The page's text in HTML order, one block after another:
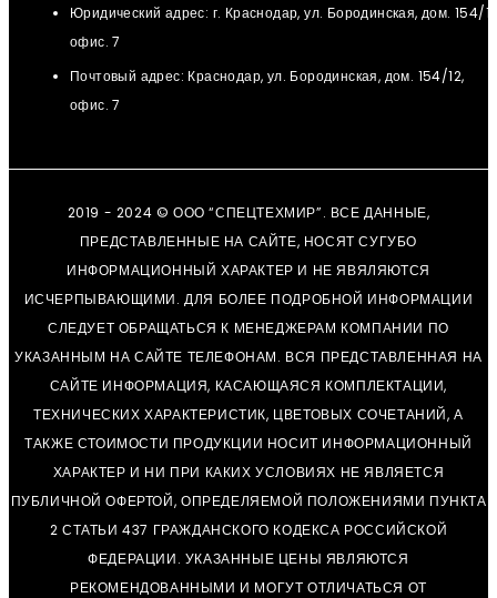
Юридический адрес: г. Краснодар, ул. Бородинская, дом. 154/
офис. 7
Почтовый адрес: Краснодар, ул. Бородинская, дом. 154/12,
офис. 7
2019 - 2024 © ООО “СПЕЦТЕХМИР”. ВСЕ ДАННЫЕ,
ПРЕДСТАВЛЕННЫЕ НА САЙТЕ, НОСЯТ СУГУБО
ИНФОРМАЦИОННЫЙ ХАРАКТЕР И НЕ ЯВЯЛЯЮТСЯ
ИСЧЕРПЫВАЮЩИМИ. ДЛЯ БОЛЕЕ ПОДРОБНОЙ ИНФОРМАЦИИ
СЛЕДУЕТ ОБРАЩАТЬСЯ К МЕНЕДЖЕРАМ КОМПАНИИ ПО
УКАЗАННЫМ НА САЙТЕ ТЕЛЕФОНАМ. ВСЯ ПРЕДСТАВЛЕННАЯ НА
САЙТЕ ИНФОРМАЦИЯ, КАСАЮЩАЯСЯ КОМПЛЕКТАЦИИ,
ТЕХНИЧЕСКИХ ХАРАКТЕРИСТИК, ЦВЕТОВЫХ СОЧЕТАНИЙ, А
ТАКЖЕ СТОИМОСТИ ПРОДУКЦИИ НОСИТ ИНФОРМАЦИОННЫЙ
ХАРАКТЕР И НИ ПРИ КАКИХ УСЛОВИЯХ НЕ ЯВЛЯЕТСЯ
ПУБЛИЧНОЙ ОФЕРТОЙ, ОПРЕДЕЛЯЕМОЙ ПОЛОЖЕНИЯМИ ПУНКТА
2 СТАТЬИ 437 ГРАЖДАНСКОГО КОДЕКСА РОССИЙСКОЙ
ФЕДЕРАЦИИ. УКАЗАННЫЕ ЦЕНЫ ЯВЛЯЮТСЯ
РЕКОМЕНДОВАННЫМИ И МОГУТ ОТЛИЧАТЬСЯ ОТ